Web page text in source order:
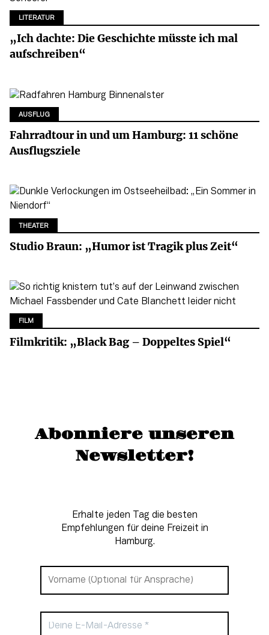
LITERATUR
„Ich dachte: Die Geschichte müsste ich mal
aufschreiben“
AUSFLUG
Fahrradtour in und um Hamburg: 11 schöne
Ausflugsziele
THEATER
Studio Braun: „Humor ist Tragik plus Zeit“
FILM
Filmkritik: „Black Bag – Doppeltes Spiel“
Abonniere unseren
Newsletter!
Erhalte jeden Tag die besten
Empfehlungen für deine Freizeit in
Hamburg.